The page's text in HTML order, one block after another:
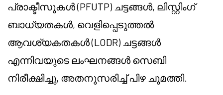
പ്രാക്ടീസുകൾ (PFUTP) ചട്ടങ്ങൾ, ലിസ്റ്റിംഗ്
ബാധ്യതകൾ, വെളിപ്പെടുത്തൽ
ആവശ്യകതകൾ (LODR) ചട്ടങ്ങൾ
എന്നിവയുടെ ലംഘനങ്ങൾ സെബി
നിരീക്ഷിച്ചു, അതനുസരിച്ച് പിഴ ചുമത്തി.